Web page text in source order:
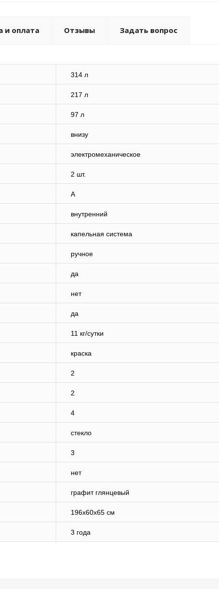
и оплата Отзывы Задать вопрос
314 л
217 л
97 л
внизу
электромеханическое
2 шт.
A
внутренний
капельная система
ручное
да
нет
да
11 кг/cутки
краска
2
2
4
стекло
3
нет
графит глянцевый
196x60x65 см
3 года